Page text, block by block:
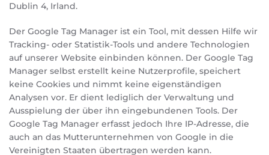
Dublin 4, Irland.
Der Google Tag Manager ist ein Tool, mit dessen Hilfe wir
Tracking- oder Statistik-Tools und andere Technologien
auf unserer Website einbinden können. Der Google Tag
Manager selbst erstellt keine Nutzerprofile, speichert
keine Cookies und nimmt keine eigenständigen
Analysen vor. Er dient lediglich der Verwaltung und
Ausspielung der über ihn eingebundenen Tools. Der
Google Tag Manager erfasst jedoch Ihre IP-Adresse, die
auch an das Mutterunternehmen von Google in die
Vereinigten Staaten übertragen werden kann.